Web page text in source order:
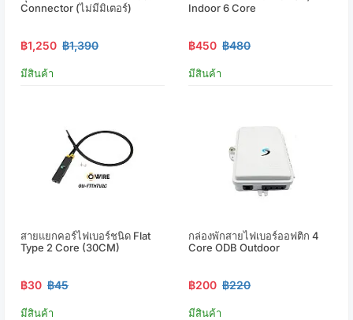
Connector (ไม่มีมิเตอร์)
฿1,250 ฿1,390
มีสินค้า
Indoor 6 Core
฿450 ฿480
มีสินค้า
สายแยกคอร์ไฟเบอร์ชนิด Flat
Type 2 Core (30CM)
฿30 ฿45
มีสินค้า
กล่องพักสายไฟเบอร์ออฟติก 4
Core ODB Outdoor
฿200 ฿220
มีสินค้า